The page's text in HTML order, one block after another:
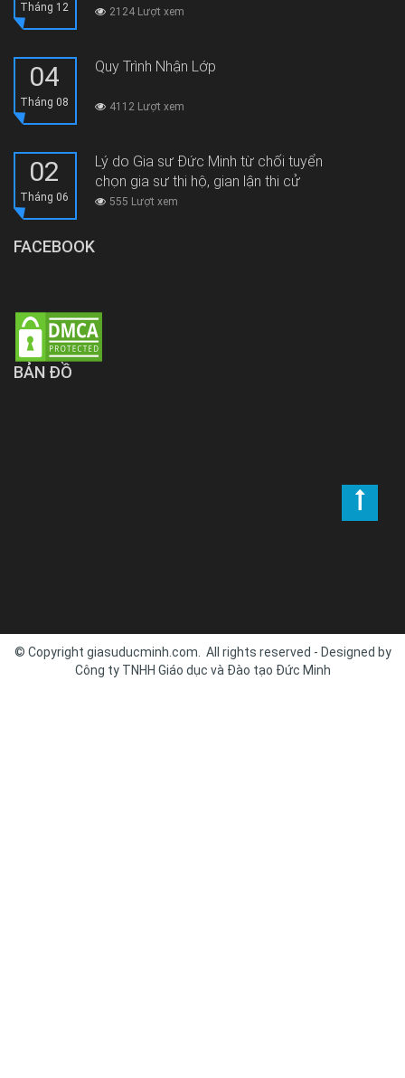
Tháng 12 2124 Lượt xem
04
Tháng 08
Quy Trình Nhận Lớp
4112 Lượt xem
02
Tháng 06
Lý do Gia sư Đức Minh từ chối tuyển
chọn gia sư thi hộ, gian lận thi cử
555 Lượt xem
FACEBOOK
BẢN ĐỒ
© Copyright giasuducminh.com. All rights reserved - Designed by
Công ty TNHH Giáo dục và Đào tạo Đức Minh